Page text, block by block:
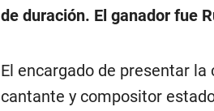
de duración. El ganador fue
El encargado de presentar
cantante y compositor